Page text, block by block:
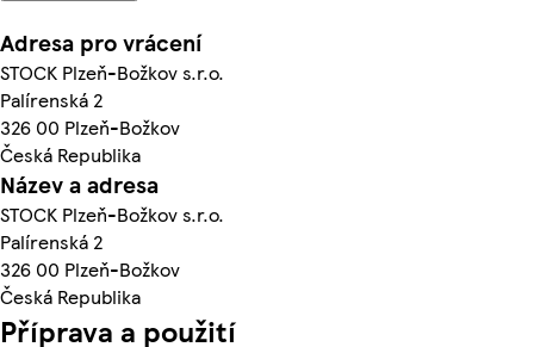
Adresa pro vrácení
STOCK Plzeň-Božkov s.r.o.
Palírenská 2
326 00 Plzeň-Božkov
Česká Republika
Název a adresa
STOCK Plzeň-Božkov s.r.o.
Palírenská 2
326 00 Plzeň-Božkov
Česká Republika
Příprava a použití